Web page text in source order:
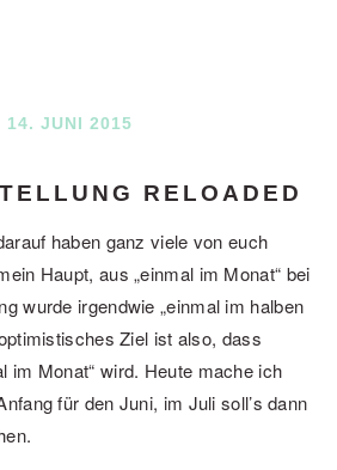
14. JUNI 2015
RELOADED
haben ganz viele von euch
Haupt, aus „einmal im Monat“ bei
wurde irgendwie „einmal im halben
Ziel ist also, dass
im Monat“ wird. Heute mache ich
für den Juni, im Juli soll’s dann